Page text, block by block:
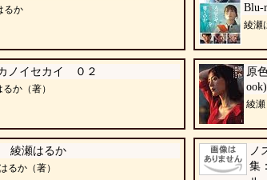
るか
Blu-
綾瀬
ノイセカイ ０２
か（著）
原
ook)
綾瀬
綾瀬はるか
るか（著）
ノ
集